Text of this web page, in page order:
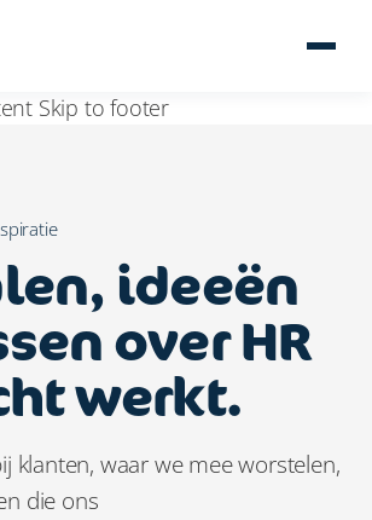
Skip to footer
ideeën
over HR
werkt.
klanten, waar we mee worstelen,
die ons